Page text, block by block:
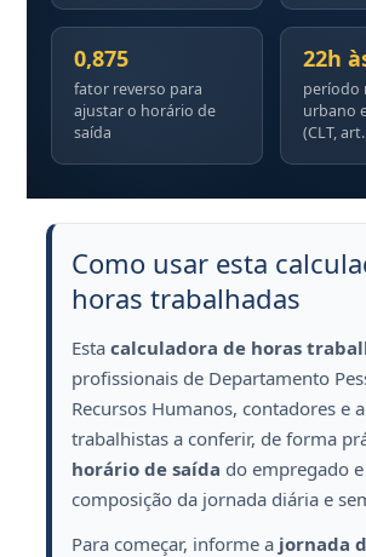
0,875
fator reverso para
ajustar o horário de
saída
22h
período
urbano
(CLT,
Como usar esta
horas trabalhadas
Esta calculadora de horas
profissionais de Departamento
Recursos Humanos, contadores e
trabalhistas a conferir, de forma
horário de saída do empregado
composição da jornada diária e
Para começar, informe a jornada